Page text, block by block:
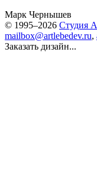
Марк Чернышев
© 1995–2026 Студия
mailbox@artlebedev.ru,
Заказать дизайн...